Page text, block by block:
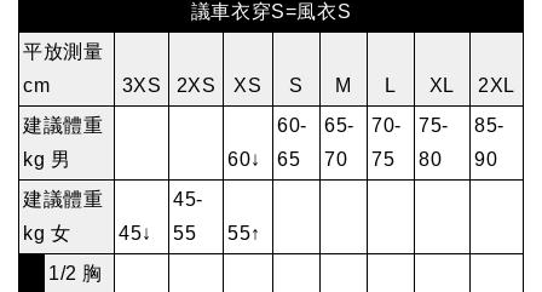
議車衣穿S=風衣S
平放測量
cm
3XS 2XS XS S M L XL
2XL
建議體重
kg 男
60↓
60-
65
65-
70
70-
75
75-
80
85-
90
建議體重
kg 女
45↓
45-
55
55↑
1/2 胸